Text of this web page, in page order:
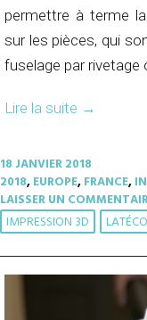
permettre à terme
sur les pièces, qui
fuselage par rivetage
Lire la suite →
18 JANVIER 2018
2018,EUROPE,FRANCE,
LAISSER UN
IMPRESSION 3D